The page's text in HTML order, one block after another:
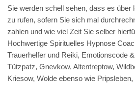
Sie werden schell sehen, dass es über
zu rufen, sofern Sie sich mal
zahlen und wie viel Zeit Sie selber
Hochwertige Spirituelles Hypnose
Trauerhelfer und Reiki, Emotionscode
Tützpatz, Gnevkow, Altentreptow,
Kriesow, Wolde ebenso wie